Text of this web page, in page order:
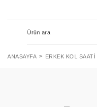
ANASAYFA ERKEK KOL SAATI